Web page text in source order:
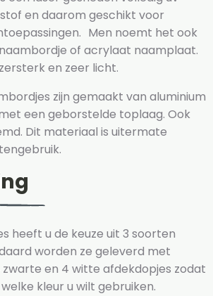
en daarom geschikt voor
Men noemt het ook
of acrylaat naamplaat.
en zeer licht.
zijn gemaakt van aluminium
een geborstelde toplaag. Ook
Dit materiaal is uitermate
heeft u de keuze uit 3 soorten
worden ze geleverd met
en 4 witte afdekdopjes zodat
kleur u wilt gebruiken.